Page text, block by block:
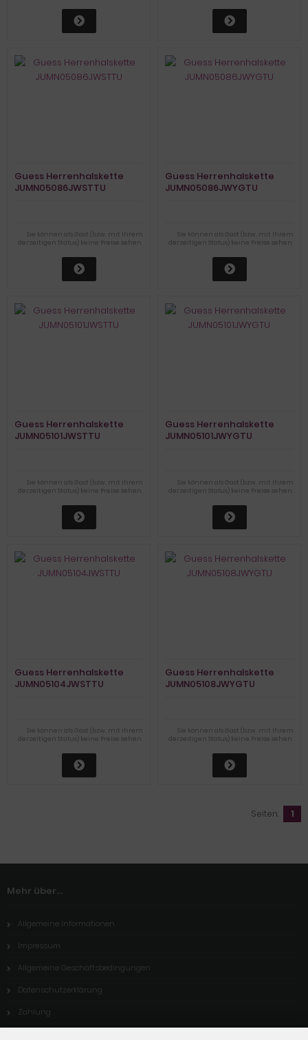
Guess Herrenhalskette
JUMN05086JWSTTU
Sie können als Gast (bzw. mit Ihrem
derzeitigen Status) keine Preise sehen.
Guess Herrenhalskette
JUMN05086JWYGTU
Sie können als Gast (bzw. mit Ihrem
derzeitigen Status) keine Preise sehen.
Guess Herrenhalskette
JUMN05101JWSTTU
Sie können als Gast (bzw. mit Ihrem
derzeitigen Status) keine Preise sehen.
Guess Herrenhalskette
JUMN05101JWYGTU
Sie können als Gast (bzw. mit Ihrem
derzeitigen Status) keine Preise sehen.
Guess Herrenhalskette
JUMN05104JWSTTU
Sie können als Gast (bzw. mit Ihrem
derzeitigen Status) keine Preise sehen.
Guess Herrenhalskette
JUMN05108JWYGTU
Sie können als Gast (bzw. mit Ihrem
derzeitigen Status) keine Preise sehen.
Seiten: 1
Mehr über...
Allgemeine Informationen
Impressum
Allgemeine Geschäftsbedingungen
Datenschutzerklärung
Zahlung